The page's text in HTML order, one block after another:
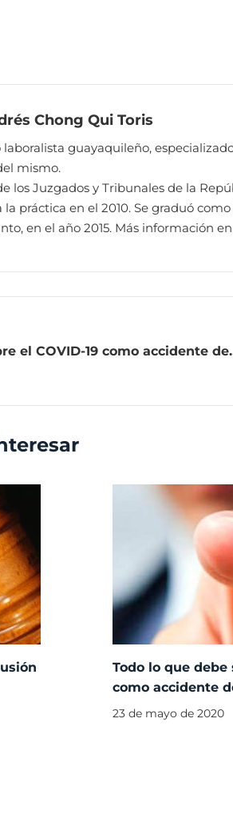
Chong Qui Toris
laboralista guayaquileño,
mismo.
los Juzgados y Tribunales de la
práctica en el 2010. Se graduó
en el año 2015. Más información
el COVID-19 como accidente de
Todo lo que debe
como accidente
23 de mayo de 2020